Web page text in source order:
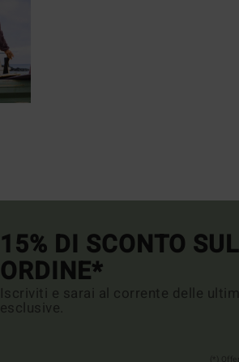
15% DI SCONTO
ORDINE*
Iscriviti e sarai al corrente delle
esclusive.